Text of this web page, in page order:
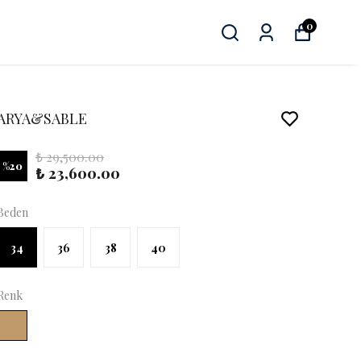
0
%20
₺ 29,500.00
₺ 23,600.00
34 36 38 40